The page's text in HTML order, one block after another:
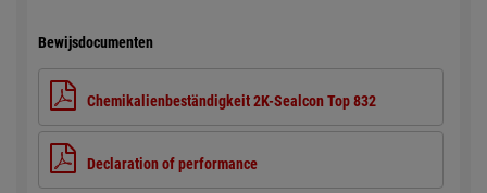
Bewijsdocumenten
Chemikalienbeständigkeit 2K-Sealcon Top 832
Declaration of performance